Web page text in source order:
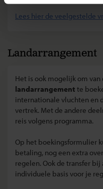
Lees hier de veelgestelde
Landarrangement
Het is ook mogelijk om
landarrangement te
internationale vluchten en
vertrek. Met de andere
reis volgens programma.
Op het boekingsformulier
betaling, nog een extra
regelen. Ook de transfer
individuele basis voor je